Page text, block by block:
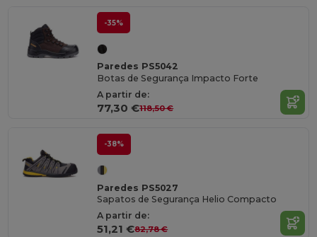
-35%
Paredes PS5042
Botas de Segurança Impacto Forte
A partir de:
77,30 €118,50 €
-38%
Paredes PS5027
Sapatos de Segurança Helio Compacto
A partir de:
51,21 €82,78 €